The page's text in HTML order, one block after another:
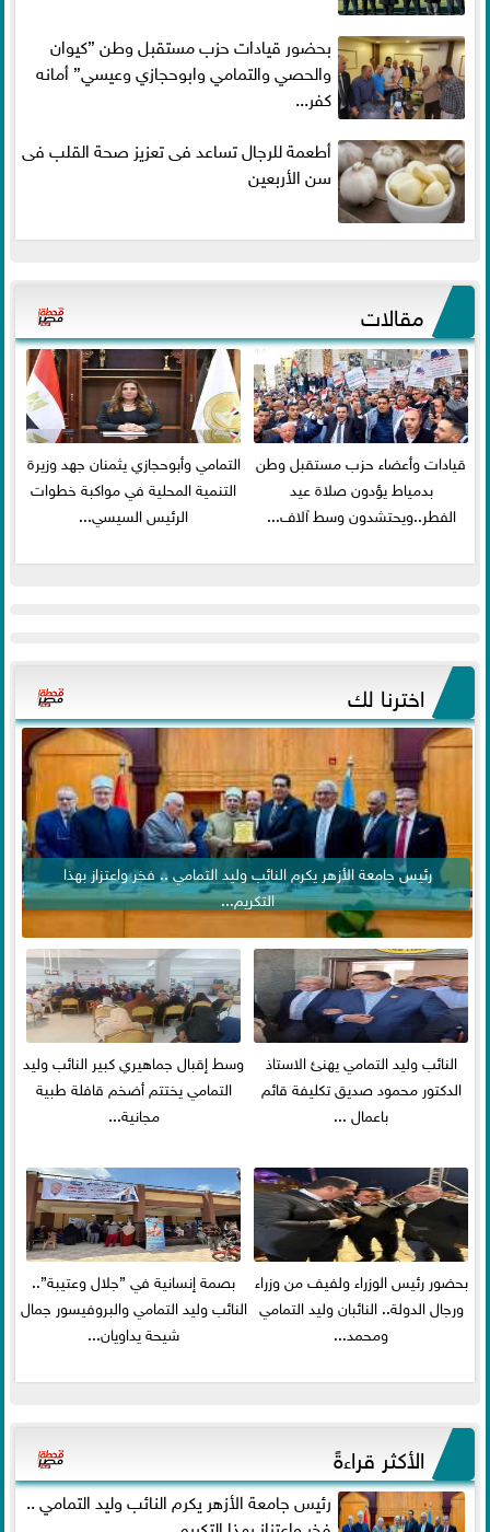
بحضور قيادات حزب مستقبل وطن ”كيوان
والحصي والتمامي وابوحجازي وعيسي” أمانه
كفر...
أطعمة للرجال تساعد فى تعزيز صحة القلب فى
سن الأربعين
مقالات
قيادات وأعضاء حزب مستقبل وطن
بدمياط يؤدون صلاة عيد
الفطر..ويحتشدون وسط آلاف...
التمامي وأبوحجازي يثمنان جهد وزيرة
التنمية المحلية في مواكبة خطوات
الرئيس السيسي...
اخترنا لك
رئيس جامعة الأزهر يكرم النائب وليد التمامي .. فخر واعتزاز بهذا
التكريم...
النائب وليد التمامي يهنئ الاستاذ
الدكتور محمود صديق تكليفة قائم
باعمال ...
وسط إقبال جماهيري كبير النائب وليد
التمامي يختتم أضخم قافلة طبية
مجانية...
بحضور رئيس الوزراء ولفيف من وزراء
ورجال الدولة.. النائبان وليد التمامي
ومحمد...
بصمة إنسانية في ”جلال وعتيبة”..
النائب وليد التمامي والبروفيسور جمال
شيحة يداويان...
الأكثر قراءةً
رئيس جامعة الأزهر يكرم النائب وليد التمامي ..